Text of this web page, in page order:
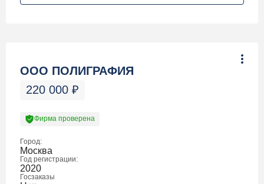
ООО ПОЛИГРАФИЯ
220 000 ₽
Фирма проверена
Город:
Москва
Год регистрации:
2020
Госзаказы